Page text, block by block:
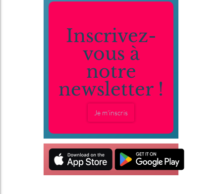
Inscrivez-
vous à
notre
newsletter !
Je m'inscris